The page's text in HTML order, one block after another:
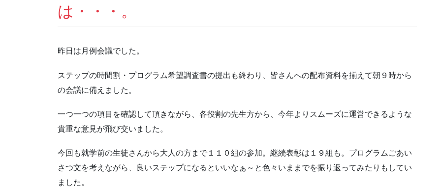
は・・・。
昨日は月例会議でした。
ステップの時間割・プログラム希望調査書の提出も終わり、皆さんへの配布資料を揃えて朝９時から
の会議に備えました。
一つ一つの項目を確認して頂きながら、各役割の先生方から、今年よりスムーズに運営できるような
貴重な意見が飛び交いました。
今回も就学前の生徒さんから大人の方まで１１０組の参加。継続表彰は１９組も。プログラムごあい
さつ文を考えながら、良いステップになるといいなぁ～と色々いままでを振り返ってみたりもしてい
ました。